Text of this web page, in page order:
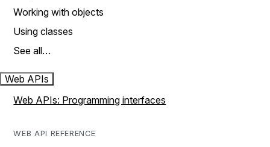
Working with objects
Using classes
See all…
Web APIs
Web APIs: Programming interfaces
WEB API REFERENCE